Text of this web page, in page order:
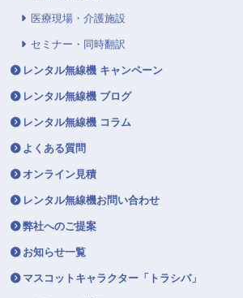
医療現場・介護施設
セミナー・同時翻訳
レンタル無線機 キャンペーン
レンタル無線機 ブログ
レンタル無線機 コラム
よくある質問
オンライン見積
レンタル無線機お問い合わせ
弊社へのご提案
お知らせ一覧
マスコットキャラクター「トラシバ」